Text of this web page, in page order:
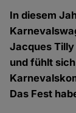
In diesem
Jacques
und fühlt
Das Fest